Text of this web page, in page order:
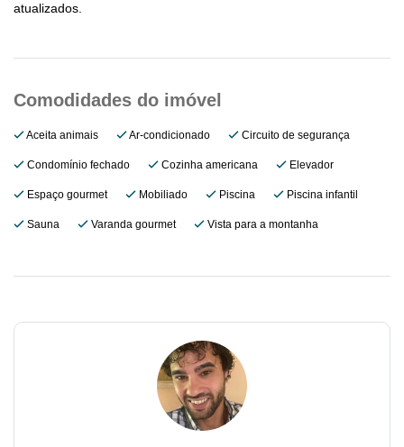
atualizados.
Aceita animais Ar-condicionado Circuito de segurança
Condomínio fechado Cozinha americana Elevador
Espaço gourmet Mobiliado Piscina Piscina infantil
Sauna Varanda gourmet Vista para a montanha